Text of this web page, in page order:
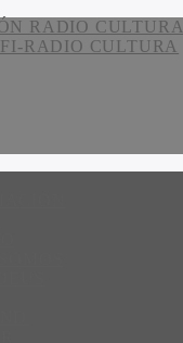
RADIO CULTURA
RADIO CULTURA